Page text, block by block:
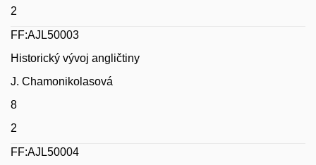
2
FF:AJL50003
Historický vývoj angličtiny
J. Chamonikolasová
8
2
FF:AJL50004